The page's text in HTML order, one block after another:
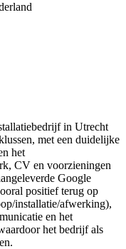
in Utrecht
met een duidelijke
het
CV en voorzieningen
Google
positief terug op
installatie/afwerking),
en het
het bedrijf als